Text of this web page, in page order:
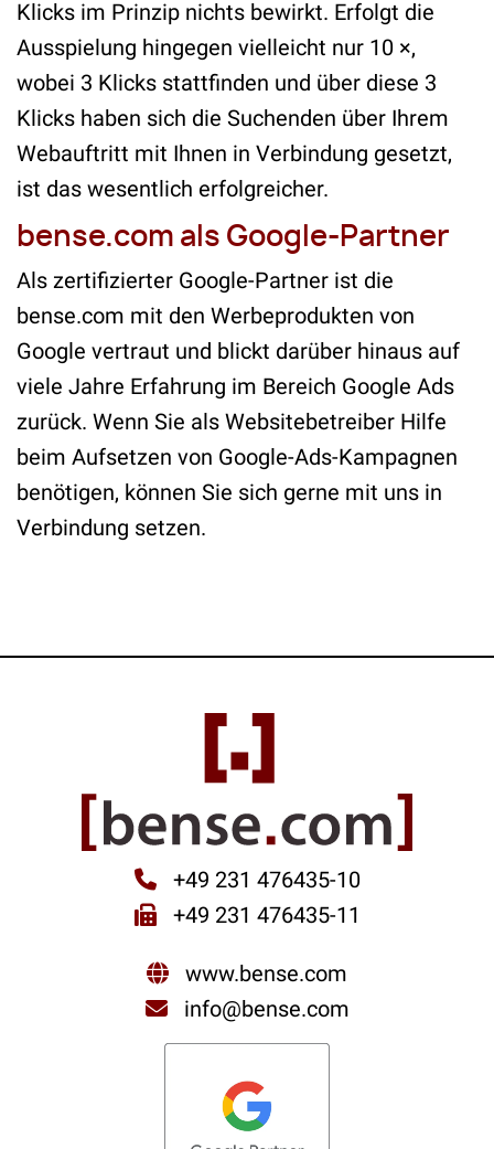
Klicks im Prinzip nichts bewirkt. Erfolgt die
Ausspielung hingegen vielleicht nur 10 ×,
wobei 3 Klicks stattfinden und über diese 3
Klicks haben sich die Suchenden über Ihrem
Webauftritt mit Ihnen in Verbindung gesetzt,
ist das wesentlich erfolgreicher.
bense.com als Google-Partner
Als zertifizierter Google-Partner ist die
bense.com mit den Werbeprodukten von
Google vertraut und blickt darüber hinaus auf
viele Jahre Erfahrung im Bereich Google Ads
zurück. Wenn Sie als Websitebetreiber Hilfe
beim Aufsetzen von Google-Ads-Kampagnen
benötigen, können Sie sich gerne mit uns in
Verbindung setzen.
+49 231 476435-10
+49 231 476435-11
www.bense.com
info@bense.com